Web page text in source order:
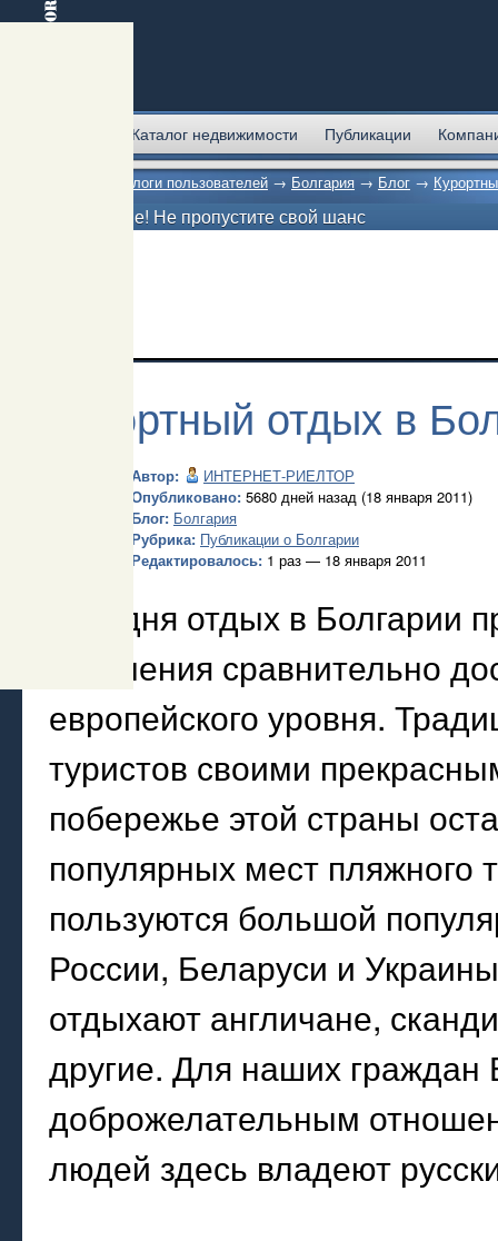
Каталог недвижимости Публикации
Блоги пользователей → Болгария → Блог →
Внимание! Не пропустите свой шанс
Курортный отдых в
Автор:
ИНТЕРНЕТ-РИЕЛТОР
Опубликовано: 5680 дней назад (18 января 2011)
Блог: Болгария
Рубрика: Публикации о Болгарии
Редактировалось: 1 раз — 18 января 2011
Сегодня отдых в Болгарии
получения сравнительно
европейского уровня.
туристов своими
побережье этой страны
популярных мест пляжного
пользуются большой
России, Беларуси и
отдыхают англичане,
другие. Для наших граждан
доброжелательным
людей здесь владеют